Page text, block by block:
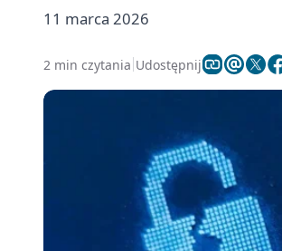
11 marca 2026
2 min czytania Udostępnij